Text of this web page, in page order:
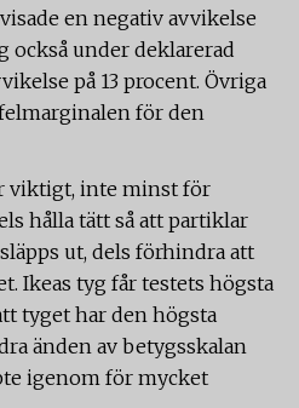
en negativ avvikelse
också under deklarerad
på 13 procent. Övriga
för den
viktigt, inte minst för
hålla tätt så att partiklar
ut, dels förhindra att
Ikeas tyg får testets högsta
tyget har den högsta
änden av betygsskalan
igenom för mycket